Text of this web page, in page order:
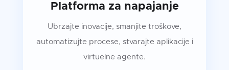
Platforma za napajanje
Ubrzajte inovacije, smanjite troškove,
automatizujte procese, stvarajte aplikacije i
virtuelne agente.